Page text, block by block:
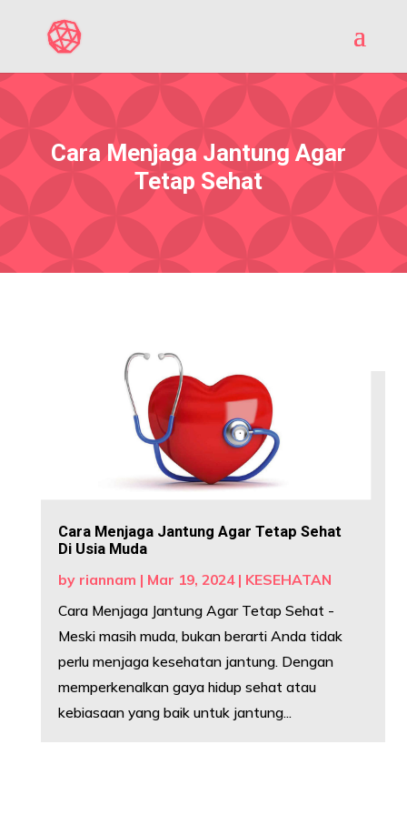
Cara Menjaga Jantung Agar
Tetap Sehat
Cara Menjaga Jantung Agar Tetap Sehat
Di Usia Muda
by riannam | Mar 19, 2024| KESEHATAN
Cara Menjaga Jantung Agar Tetap Sehat -
Meski masih muda, bukan berarti Anda tidak
perlu menjaga kesehatan jantung. Dengan
memperkenalkan gaya hidup sehat atau
kebiasaan yang baik untuk jantung...